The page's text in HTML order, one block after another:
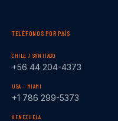
TELÉFONOS POR PAÍS
CHILE / SANTIAGO
+56 44 204-4373
USA – MIAMI
+1 786 299-5373
VENEZUELA